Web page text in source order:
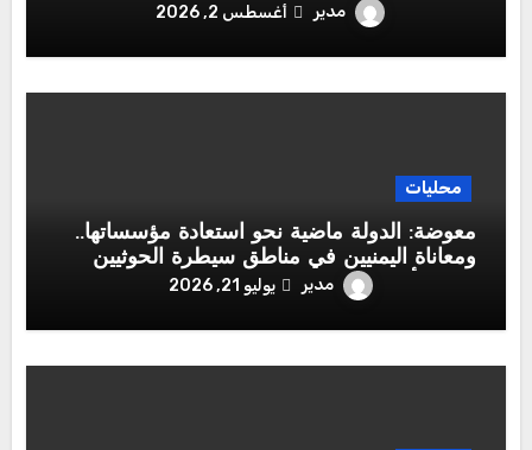
مدير أغسطس 2, 2026
محليات
معوضة: الدولة ماضية نحو استعادة مؤسساتها..
ومعاناة اليمنيين في مناطق سيطرة الحوثيين
تتصدر أولويات القيادة الشرعية
مدير يوليو 21, 2026